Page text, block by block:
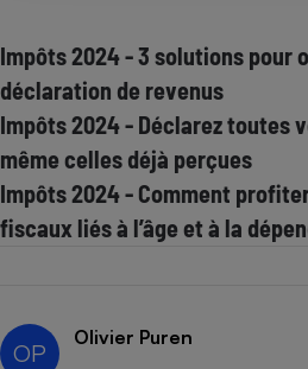
Impôts 2024 - 3 solutions pour
déclaration de revenus
Impôts 2024 - Déclarez toutes
même celles déjà perçues
Impôts 2024 - Comment
fiscaux liés à l’âge et à la
OP
Olivier Puren